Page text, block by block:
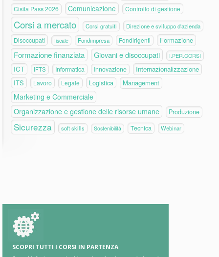
Cisita Pass 2026
Comunicazione Controllo di gestione
Corsi a mercato Corsi gratuiti Direzione e sviluppo d'azienda
Disoccupati fiscale Fondimpresa Fondirigenti Formazione
Formazione finanziata Giovani e disoccupati I.PER.CORSI
ICT IFTS Informatica Innovazione
Internazionalizzazione
ITS
Lavoro Legale Logistica Management
Marketing e Commerciale
Organizzazione e gestione delle risorse umane Produzione
Sicurezza soft skills Sostenibilità Tecnica Webinar
SCOPRI TUTTI I CORSI IN PARTENZA